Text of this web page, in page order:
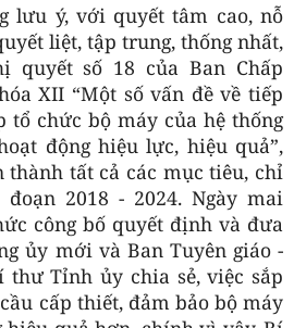
lưu ý, với quyết tâm cao, nỗ
liệt, tập trung, thống nhất,
quyết số 18 của Ban Chấp
XII “Một số vấn đề về tiếp
tổ chức bộ máy của hệ thống
động hiệu lực, hiệu quả”,
tất cả các mục tiêu, chỉ
2018 - 2024. Ngày mai
công bố quyết định và đưa
ủy mới và Ban Tuyên giáo -
thư Tỉnh ủy chia sẻ, việc sắp
cấp thiết, đảm bảo bộ máy